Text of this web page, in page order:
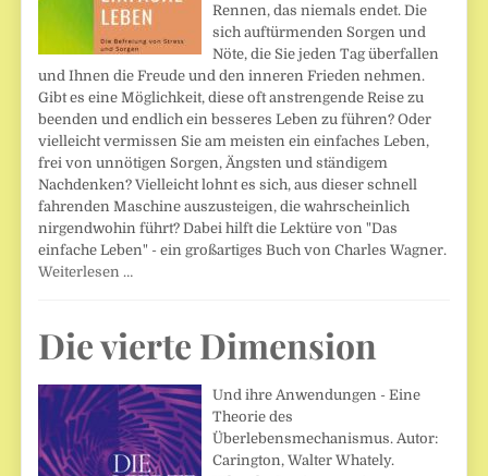
Rennen, das niemals endet. Die
sich auftürmenden Sorgen und
Nöte, die Sie jeden Tag überfallen
und Ihnen die Freude und den inneren Frieden nehmen.
Gibt es eine Möglichkeit, diese oft anstrengende Reise zu
beenden und endlich ein besseres Leben zu führen? Oder
vielleicht vermissen Sie am meisten ein einfaches Leben,
frei von unnötigen Sorgen, Ängsten und ständigem
Nachdenken? Vielleicht lohnt es sich, aus dieser schnell
fahrenden Maschine auszusteigen, die wahrscheinlich
nirgendwohin führt? Dabei hilft die Lektüre von "Das
einfache Leben" - ein großartiges Buch von Charles Wagner.
Weiterlesen …
Die vierte Dimension
Und ihre Anwendungen - Eine
Theorie des
Überlebensmechanismus. Autor:
Carington, Walter Whately.